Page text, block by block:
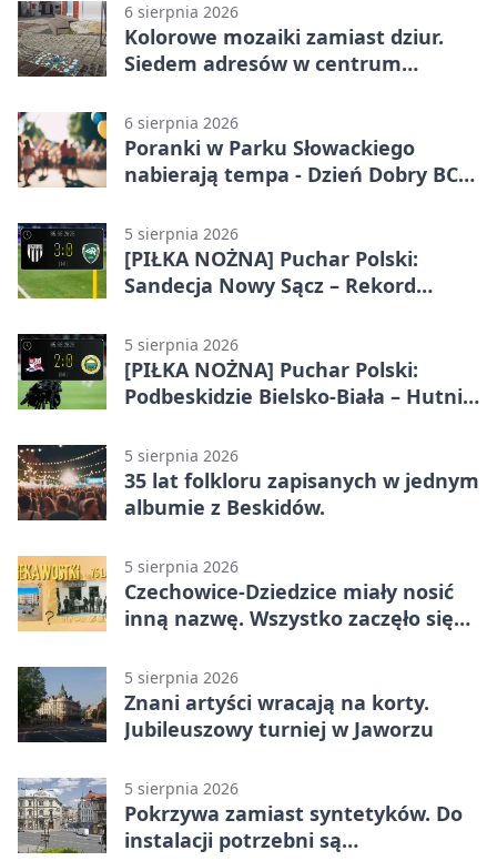
6 sierpnia 2026
Kolorowe mozaiki zamiast dziur.
Siedem adresów w centrum
6 sierpnia 2026
Poranki w Parku Słowackiego
nabierają tempa - Dzień Dobry BCK
5 sierpnia 2026
[PIŁKA NOŻNA] Puchar Polski:
Sandecja Nowy Sącz – Rekord
5 sierpnia 2026
[PIŁKA NOŻNA] Puchar Polski:
Podbeskidzie Bielsko-Biała – Hutnik
w Dankowicach
5 sierpnia 2026
35 lat folkloru zapisanych w jednym
albumie z Beskidów.
5 sierpnia 2026
Czechowice-Dziedzice miały nosić
inną nazwę. Wszystko zaczęło się
5 sierpnia 2026
Znani artyści wracają na korty.
Jubileuszowy turniej w Jaworzu
5 sierpnia 2026
Pokrzywa zamiast syntetyków. Do
instalacji potrzebni są